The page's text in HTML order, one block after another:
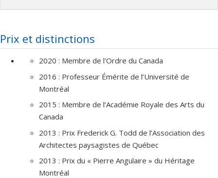
Prix et distinctions
2020 : Membre de l'Ordre du Canada
2016 : Professeur Émérite de l’Université de
Montréal
2015 : Membre de l’Académie Royale des Arts du
Canada
2013 : Prix Frederick G. Todd de l’Association des
Architectes paysagistes de Québec
2013 : Prix du « Pierre Angulaire » du Héritage
Montréal